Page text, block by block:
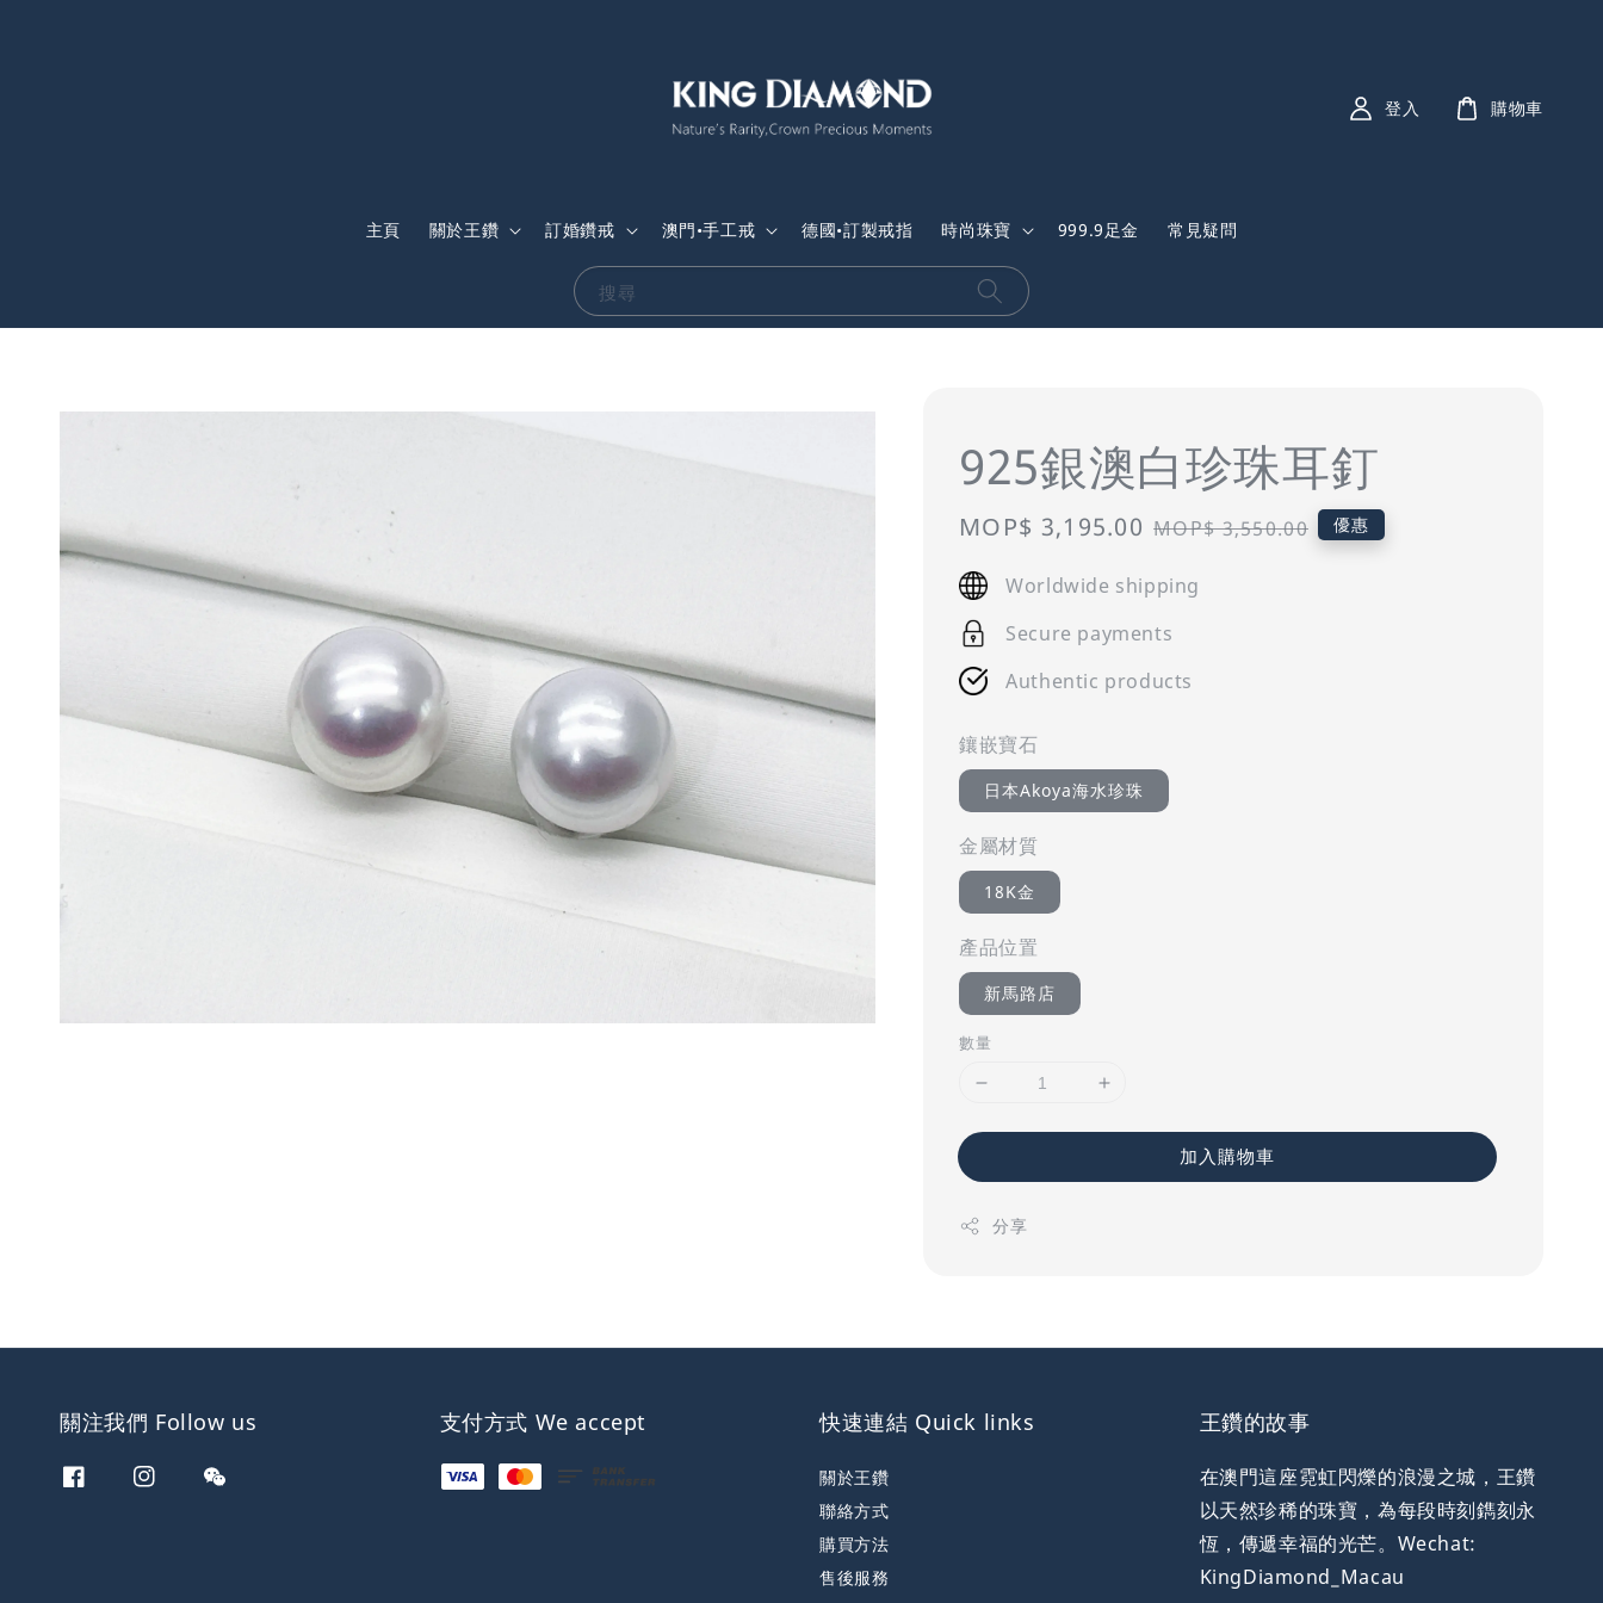
搜尋
主頁 關於王鑽 訂婚鑽戒 澳門•手工戒 德國•訂製戒指 時尚珠寶 999.9足金 常見疑問
登入 購物車
925銀澳白珍珠耳釘
Sale
MOP$ 3,195.00 Regular
MOP$ 3,550.00 優惠
Worldwide shipping
Secure payments
Authentic products
鑲嵌寶石
日本Akoya海水珍珠
金屬材質
18K金
產品位置
新馬路店
數量
加入購物車
分享
關注我們 Follow us 支付方式 We accept 快速連結 Quick links
關於王鑽
聯絡方式
購買方法
售後服務
王鑽的故事
在澳門這座霓虹閃爍的浪漫之城，王鑽
以天然珍稀的珠寶，為每段時刻鐫刻永
恆，傳遞幸福的光芒。Wechat:
KingDiamond_Macau